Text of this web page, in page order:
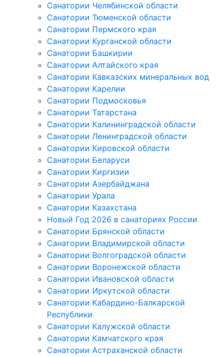
Санатории Челябинской области
Санатории Тюменской области
Санатории Пермского края
Санатории Курганской области
Санатории Башкирии
Санатории Алтайского края
Санатории Кавказских минеральных вод
Санатории Карелии
Санатории Подмосковья
Санатории Татарстана
Санатории Калининградской области
Санатории Ленинградской области
Санатории Кировской области
Санатории Беларуси
Санатории Киргизии
Санатории Азербайджана
Санатории Урала
Санатории Казахстана
Новый Год 2026 в санаториях России
Санатории Брянской области
Санатории Владимирской области
Санатории Волгоградской области
Санатории Воронежской области
Санатории Ивановской области
Санатории Иркутской области
Санатории Кабардино-Балкарской
Республики
Санатории Калужской области
Санатории Камчатского края
Санатории Астраханской области